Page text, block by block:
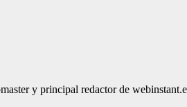
y principal redactor de